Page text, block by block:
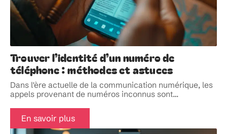
Trouver l’identité d’un numéro de
téléphone : méthodes et astuces
Dans l'ère actuelle de la communication numérique, les
appels provenant de numéros inconnus sont…
En savoir plus